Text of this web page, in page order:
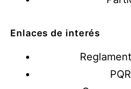
Enlaces de interés